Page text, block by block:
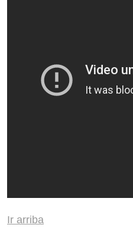
Ir arriba